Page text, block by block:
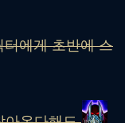
에게 초반에 스